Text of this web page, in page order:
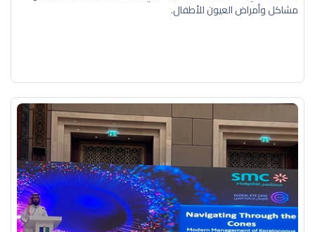
مشاكل وأمراض العيون للأطفال.